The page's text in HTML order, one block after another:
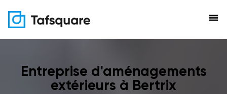
menu
Entreprise d'aménagements
extérieurs à Bertrix